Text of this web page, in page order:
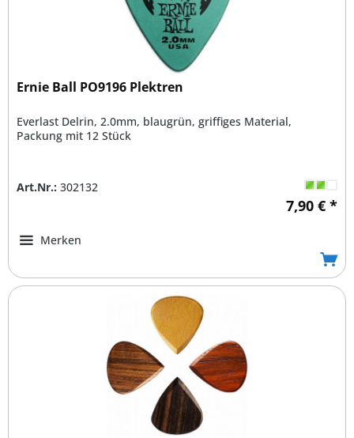
Ernie Ball PO9196 Plektren
Everlast Delrin, 2.0mm, blaugrün, griffiges Material,
Packung mit 12 Stück
Art.Nr.: 302132
7,90 € *
Merken